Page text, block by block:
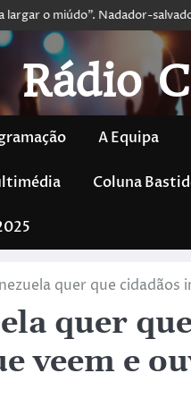
o miúdo”. Nadador-
Rádio
A Equipa
Coluna
quer que
quer
veem e